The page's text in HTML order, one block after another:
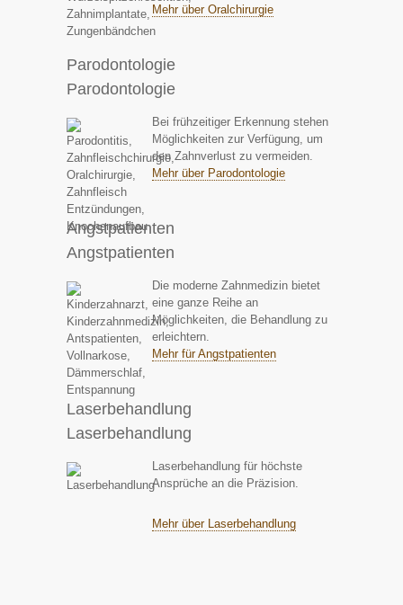
Mehr über Oralchirurgie
Parodontologie
Parodontologie
Bei frühzeitiger Erkennung stehen
Möglichkeiten zur Verfügung, um
den Zahnverlust zu vermeiden.
Mehr über Parodontologie
Angstpatienten
Angstpatienten
Die moderne Zahnmedizin bietet
eine ganze Reihe an
Möglichkeiten, die Behandlung zu
erleichtern.
Mehr für Angstpatienten
Laserbehandlung
Laserbehandlung
Laserbehandlung für höchste
Ansprüche an die Präzision.
Mehr über Laserbehandlung